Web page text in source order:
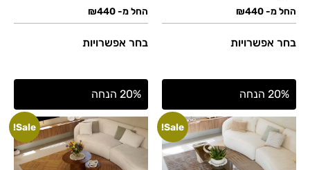
החל מ- ₪440
בחר אפשרויות
החל מ- ₪440
בחר אפשרויות
20% הנחה
Sale!
20% הנחה
Sale!